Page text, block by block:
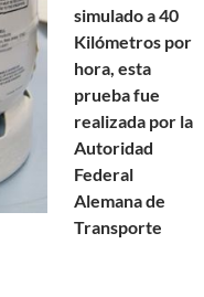
simulado a 40
Kilómetros por
hora, esta
prueba fue
realizada por la
Autoridad
Federal
Alemana de
Transporte